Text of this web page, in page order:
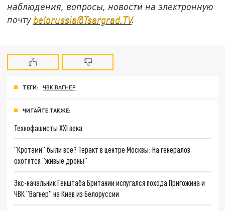
наблюдения, вопросы, новости на электронную
почту belorussia@Tsargrad.TV.
ТЕГИ: ЧВК ВАГНЕР
ЧИТАЙТЕ ТАКЖЕ:
Технофашисты XXI века
"Кротами" были все? Теракт в центре Москвы: На генералов
охотятся "живые дроны"
Экс-начальник Генштаба Британии испугался похода Пригожина и
ЧВК "Вагнер" на Киев из Белоруссии